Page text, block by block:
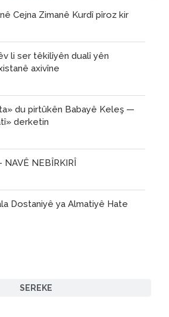
SEREKE
Cejna Zimanê Kurdî pîroz kir
li ser têkilîyên dualî yên
axivîne
du pirtûkên Babayê Keleş —
derketin
NAVÊ NEBÎRKIRÎ
Dostaniyê ya Almatiyê Hate